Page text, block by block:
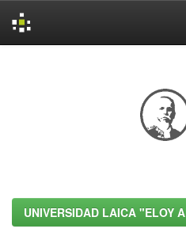
UNIVERSIDAD LAICA "ELOY